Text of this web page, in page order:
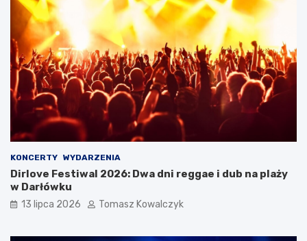
KONCERTY WYDARZENIA
Dirlove Festiwal 2026: Dwa dni reggae i dub na plaży
w Darłówku
13 lipca 2026 Tomasz Kowalczyk